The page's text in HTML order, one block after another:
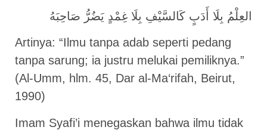
العِلْمُ بِلَا أَدَبٍ كَالسَّيْفِ بِلَا غِمْدٍ يَضُرُّ صَاحِبَهُ
Artinya: “Ilmu tanpa adab seperti pedang
tanpa sarung; ia justru melukai pemiliknya.”
(Al-Umm, hlm. 45, Dar al-Ma‘rifah, Beirut,
1990)
Imam Syafi’i menegaskan bahwa ilmu tidak